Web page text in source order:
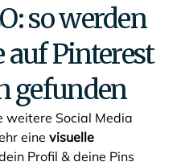
so werden
auf Pinterest
gefunden
weitere Social Media
eine visuelle
Profil & deine Pins